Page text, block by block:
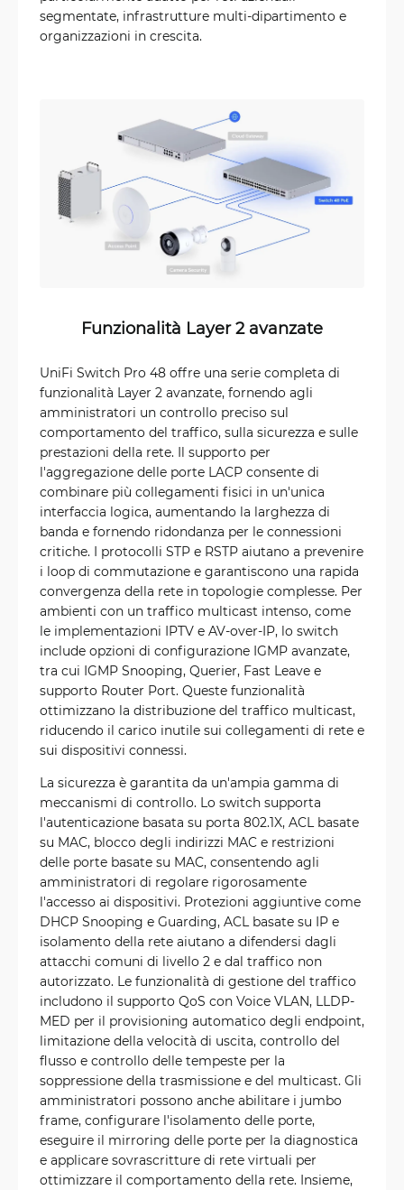
segmentate, infrastrutture multi-dipartimento e
organizzazioni in crescita.
Funzionalità Layer 2 avanzate
UniFi Switch Pro 48 offre una serie completa di
funzionalità Layer 2 avanzate, fornendo agli
amministratori un controllo preciso sul
comportamento del traffico, sulla sicurezza e sulle
prestazioni della rete. Il supporto per
l'aggregazione delle porte LACP consente di
combinare più collegamenti fisici in un'unica
interfaccia logica, aumentando la larghezza di
banda e fornendo ridondanza per le connessioni
critiche. I protocolli STP e RSTP aiutano a prevenire
i loop di commutazione e garantiscono una rapida
convergenza della rete in topologie complesse. Per
ambienti con un traffico multicast intenso, come
le implementazioni IPTV e AV-over-IP, lo switch
include opzioni di configurazione IGMP avanzate,
tra cui IGMP Snooping, Querier, Fast Leave e
supporto Router Port. Queste funzionalità
ottimizzano la distribuzione del traffico multicast,
riducendo il carico inutile sui collegamenti di rete e
sui dispositivi connessi.
La sicurezza è garantita da un'ampia gamma di
meccanismi di controllo. Lo switch supporta
l'autenticazione basata su porta 802.1X, ACL basate
su MAC, blocco degli indirizzi MAC e restrizioni
delle porte basate su MAC, consentendo agli
amministratori di regolare rigorosamente
l'accesso ai dispositivi. Protezioni aggiuntive come
DHCP Snooping e Guarding, ACL basate su IP e
isolamento della rete aiutano a difendersi dagli
attacchi comuni di livello 2 e dal traffico non
autorizzato. Le funzionalità di gestione del traffico
includono il supporto QoS con Voice VLAN, LLDP-
MED per il provisioning automatico degli endpoint,
limitazione della velocità di uscita, controllo del
flusso e controllo delle tempeste per la
soppressione della trasmissione e del multicast. Gli
amministratori possono anche abilitare i jumbo
frame, configurare l'isolamento delle porte,
eseguire il mirroring delle porte per la diagnostica
e applicare sovrascritture di rete virtuali per
ottimizzare il comportamento della rete. Insieme,